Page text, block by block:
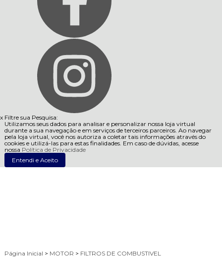
x Filtre sua Pesquisa:
Utilizamos seus dados para analisar e personalizar nossa loja virtual
durante a sua navegação e em serviços de terceiros parceiros. Ao navegar
pela loja virtual, você nos autoriza a coletar tais informações através do
cookies e utilizá-las para estas finalidades. Em caso de dúvidas, acesse
nossa Política de Privacidade
Entendi e Aceito
Página Inicial > MOTOR > FILTROS DE COMBUSTIVEL